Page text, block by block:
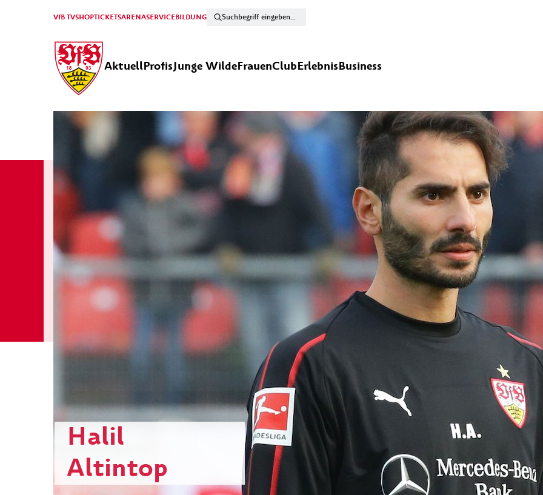
VfB TVSHOPTICKETSARENASERVICEBILDUNG
AktuellProfisJunge WildeFrauenClubErlebnisBusiness
Halil
Altintop